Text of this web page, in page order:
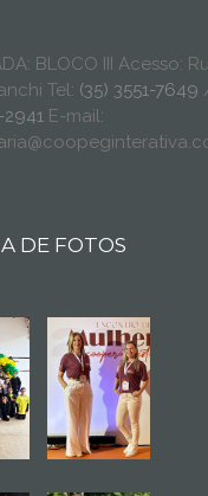
BLOCO III Acesso:
Tel: (35) 3551-7649
E-mail:
DE FOTOS